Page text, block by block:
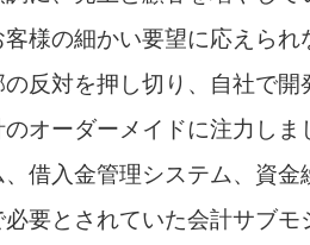
客様の細かい要望に応えら
反対を押し切り、自社で
オーダーメイドに注力し
借入金管理システム、資
要とされていた会計サブ